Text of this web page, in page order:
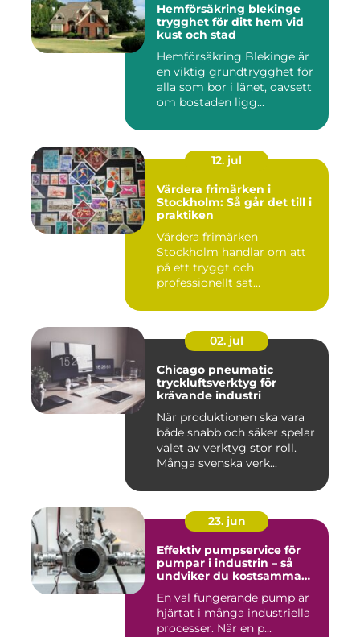
Hemförsäkring blekinge
trygghet för ditt hem vid
kust och stad
Hemförsäkring Blekinge är
en viktig grundtrygghet för
alla som bor i länet, oavsett
om bostaden ligg...
12. jul
Värdera frimärken i
Stockholm: Så går det till i
praktiken
Värdera frimärken
Stockholm handlar om att
på ett tryggt och
professionellt sät...
02. jul
Chicago pneumatic
tryckluftsverktyg för
krävande industri
När produktionen ska vara
både snabb och säker spelar
valet av verktyg stor roll.
Många svenska verk...
23. jun
Effektiv pumpservice för
pumpar i industrin – så
undviker du kostsamma
En väl fungerande pump är
hjärtat i många industriella
processer. När en p...